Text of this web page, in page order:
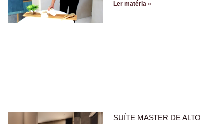
Ler matéria »
SUÍTE MASTER DE ALTO